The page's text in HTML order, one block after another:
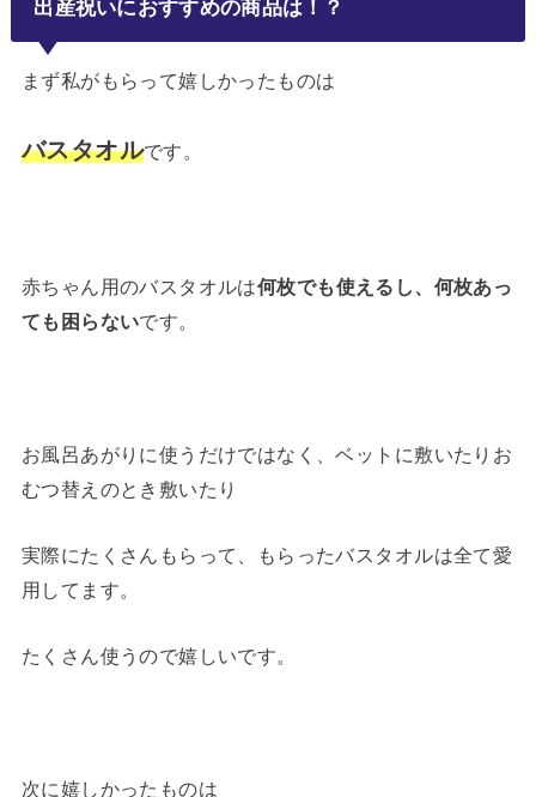
出産祝いにおすすめの商品は！？
まず私がもらって嬉しかったものは
バスタオルです。
赤ちゃん用のバスタオルは何枚でも使えるし、何枚あっ
ても困らないです。
お風呂あがりに使うだけではなく、ベットに敷いたりお
むつ替えのとき敷いたり
実際にたくさんもらって、もらったバスタオルは全て愛
用してます。
たくさん使うので嬉しいです。
次に嬉しかったものは